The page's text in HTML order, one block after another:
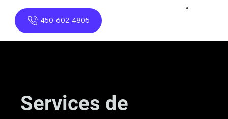
450-602-4805
Services de